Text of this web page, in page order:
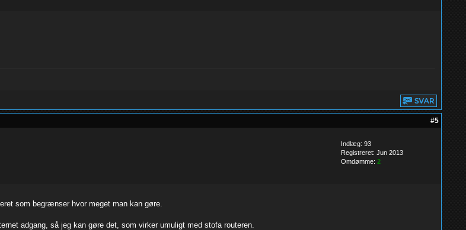
#5
Indlæg: 93
Registreret: Jun 2013
Omdømme: 2
som begrænser hvor meget man kan gøre.
adgang, så jeg kan gøre det, som virker umuligt med stofa routeren.